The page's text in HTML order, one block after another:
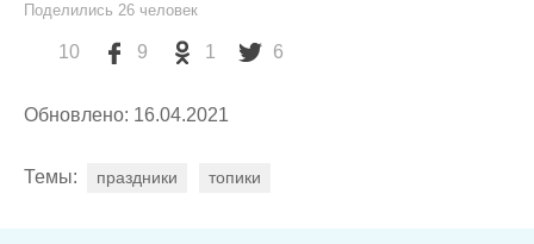
Поделились 26 человек
10 9 1 6
Обновлено: 16.04.2021
Темы: праздники топики